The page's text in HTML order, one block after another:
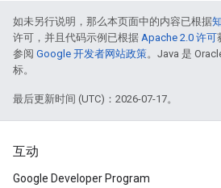
如未另行说明，那么本页面中的内容已根据
许可，并且代码示例已根据 Apache 2.0 许可
参阅 Google 开发者网站政策。Java 是
标。
最后更新时间 (UTC)：2026-07-17。
互动
Google Developer Program